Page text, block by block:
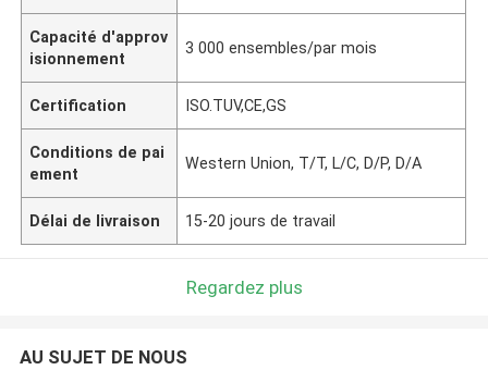
Capacité d'approv
isionnement
3 000 ensembles/par mois
Certification ISO.TUV,CE,GS
Conditions de pai
ement
Western Union, T/T, L/C, D/P, D/A
Délai de livraison 15-20 jours de travail
Regardez plus
AU SUJET DE NOUS